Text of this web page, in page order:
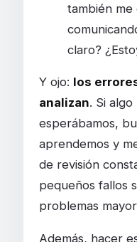
también me
claro?
Y ojo: los
analizan. Si
esperábamos,
aprendemos y
de revisión
pequeños fallos
problemas
Además, hacer